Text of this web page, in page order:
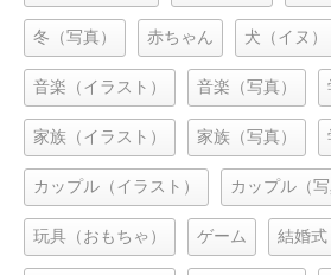
冬（写真） 赤ちゃん 犬（イヌ）
音楽（イラスト） 音楽（写真）
家族（イラスト） 家族（写真）
カップル（イラスト） カップル（写
玩具（おもちゃ） ゲーム 結婚式